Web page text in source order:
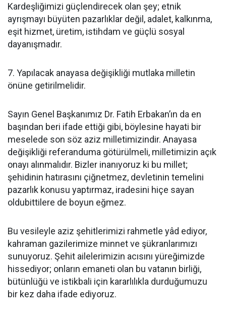
Kardeşliğimizi güçlendirecek olan şey; etnik
ayrışmayı büyüten pazarlıklar değil, adalet, kalkınma,
eşit hizmet, üretim, istihdam ve güçlü sosyal
dayanışmadır.
7. Yapılacak anayasa değişikliği mutlaka milletin
önüne getirilmelidir.
Sayın Genel Başkanımız Dr. Fatih Erbakan’ın da en
başından beri ifade ettiği gibi, böylesine hayati bir
meselede son söz aziz milletimizindir. Anayasa
değişikliği referanduma götürülmeli, milletimizin açık
onayı alınmalıdır. Bizler inanıyoruz ki bu millet;
şehidinin hatırasını çiğnetmez, devletinin temelini
pazarlık konusu yaptırmaz, iradesini hiçe sayan
oldubittilere de boyun eğmez.
Bu vesileyle aziz şehitlerimizi rahmetle yâd ediyor,
kahraman gazilerimize minnet ve şükranlarımızı
sunuyoruz. Şehit ailelerimizin acısını yüreğimizde
hissediyor; onların emaneti olan bu vatanın birliği,
bütünlüğü ve istikbali için kararlılıkla durduğumuzu
bir kez daha ifade ediyoruz.